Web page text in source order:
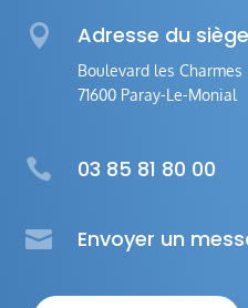
 Adresse du siège
Boulevard les Charmes
71600 Paray-Le-Monial
 03 85 81 80 00
 Envoyer un